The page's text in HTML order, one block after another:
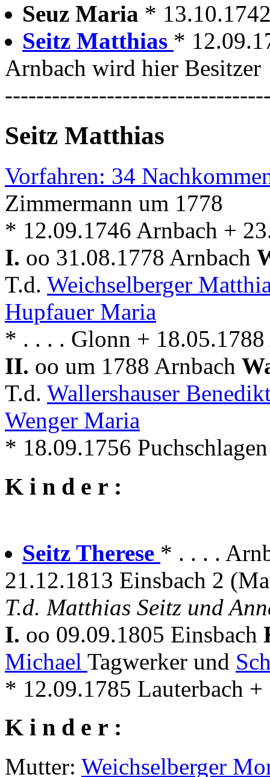
Seuz Maria *
Seitz Matthias *
Arnbach wird hier Besitzer
Seitz Matthias
Vorfahren: 34
Zimmermann um 1778
* 12.09.1746 Arnbach +
I. oo 31.08.1778 Arnbach
T.d. Weichselberger
Hupfauer Maria
* . . . . Glonn + 18.05.1788
II. oo um 1788 Arnbach
T.d. Wallershauser
Wenger Maria
* 18.09.1756
K i n d e r :
Seitz Therese * . . . .
21.12.1813 Einsbach 2
T.d. Matthias Seitz und
I. oo 09.09.1805 Einsbach
Michael Tagwerker und
* 12.09.1785 Lauterbach +
K i n d e r :
Mutter: Weichselberger